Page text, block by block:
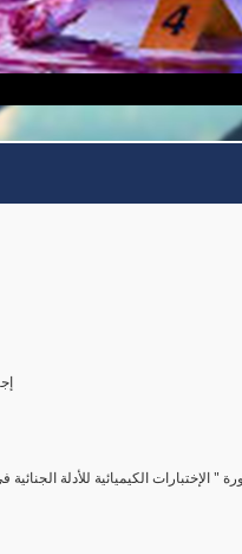
(
" الإختبارات الكيميائية للأدلة